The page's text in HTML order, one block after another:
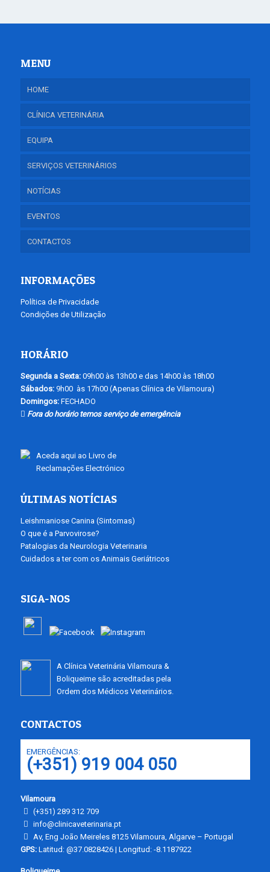
MENU
HOME
CLÍNICA VETERINÁRIA
EQUIPA
SERVIÇOS VETERINÁRIOS
NOTÍCIAS
EVENTOS
CONTACTOS
INFORMAÇÕES
Política de Privacidade
Condições de Utilização
HORÁRIO
Segunda a Sexta:09h00 às 13h00 e das 14h00 às 18h00
Sábados:9h00 às 17h00 (Apenas Clínica de Vilamoura)
Domingos:FECHADO
Fora do horário temos serviço de emergência
Aceda aqui ao Livro de
Reclamações Electrónico
ÚLTIMAS NOTÍCIAS
Leishmaniose Canina (Sintomas)
O que é a Parvovirose?
Patalogias da Neurologia Veterinaria
Cuidados a ter com os Animais Geriátricos
SIGA-NOS
A Clínica Veterinária Vilamoura &
Boliqueime são acreditadas pela
Ordem dos Médicos Veterinários.
CONTACTOS
EMERGÊNCIAS:
(+351) 919 004 050
Vilamoura
(+351) 289 312 709
info@clinicaveterinaria.pt
Av, Eng João Meireles 8125 Vilamoura, Algarve – Portugal
GPS:Latitud: @37.0828426 | Longitud: -8.1187922